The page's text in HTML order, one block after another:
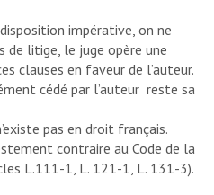
impérative, on ne
de litige, le juge opère une
clauses en faveur de l’auteur.
cédé par l’auteur reste sa
pas en droit français.
contraire au Code de la
L.111-1, L. 121-1, L. 131-3).